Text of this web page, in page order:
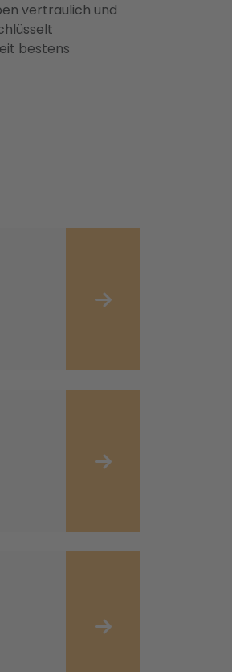
vertraulich und
bestens